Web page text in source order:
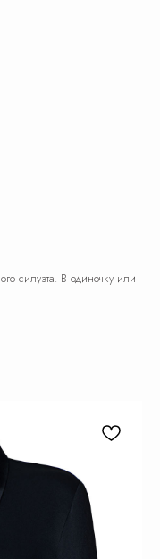
силуэта. В одиночку или